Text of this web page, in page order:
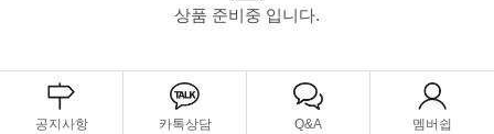
상품 준비중 입니다.
공지사항 카톡상담 Q&A 멤버쉽